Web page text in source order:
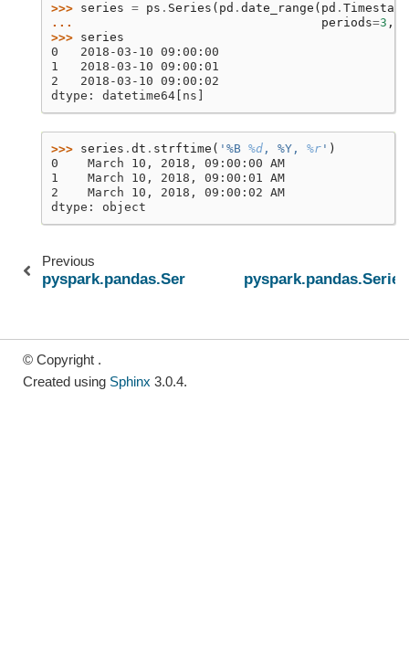
>>> series = ps . Series ( pd . date_range ( pd . Timestamp
...
periods=3 ,
>>> series
0   2018-03-10 09:00:00
1   2018-03-10 09:00:01
2   2018-03-10 09:00:02
dtype: datetime64[ns]
>>> series . dt . strftime ( '%B %d , %Y, %r ' )
0    March 10, 2018, 09:00:00 AM
1    March 10, 2018, 09:00:01 AM
2    March 10, 2018, 09:00:02 AM
dtype: object
Previous
pyspark.pandas.Series.dt.normalize
© Copyright .
Created using Sphinx 3.0.4.